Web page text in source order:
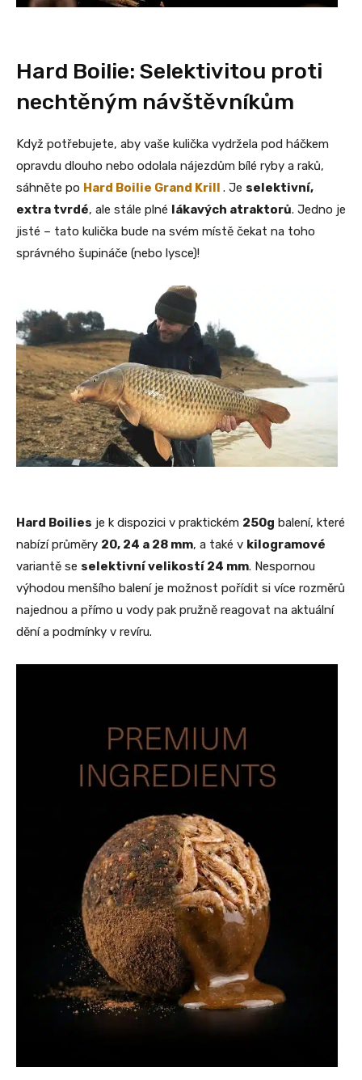
Hard Boilie: Selektivitou proti
nechtěným návštěvníkům
Když potřebujete, aby vaše kulička vydržela pod háčkem
opravdu dlouho nebo odolala nájezdům bílé ryby a raků,
sáhněte po Hard Boilie Grand Krill . Je selektivní,
extra tvrdé, ale stále plné lákavých atraktorů. Jedno je
jisté – tato kulička bude na svém místě čekat na toho
správného šupináče (nebo lysce)!
Hard Boilies je k dispozici v praktickém 250g balení, které
nabízí průměry 20, 24 a 28 mm, a také v kilogramové
variantě se selektivní velikostí 24 mm. Nespornou
výhodou menšího balení je možnost pořídit si více rozměrů
najednou a přímo u vody pak pružně reagovat na aktuální
dění a podmínky v revíru.